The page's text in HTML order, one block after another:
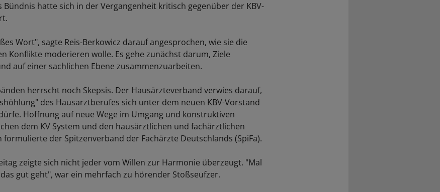
Bündnis hatte sich in der Vergangenheit kritisch gegenüber der KBV-
Wort", sagte Reis-Berkowicz darauf angesprochen, wie sie die
Konflikte moderieren wolle. Es gehe zunächst darum, Ziele
auf einer sachlichen Ebene zusammenzuarbeiten.
herrscht noch Skepsis. Der Hausärzteverband verwies darauf,
des Hausarztberufes sich unter dem neuen KBV-Vorstand
Hoffnung auf neue Wege im Umgang und konstruktiven
dem KV System und den hausärztlichen und fachärztlichen
formulierte der Spitzenverband der Fachärzte Deutschlands (SpiFa).
zeigte sich nicht jeder vom Willen zur Harmonie überzeugt. "Mal
gut geht", war ein mehrfach zu hörender Stoßseufzer.